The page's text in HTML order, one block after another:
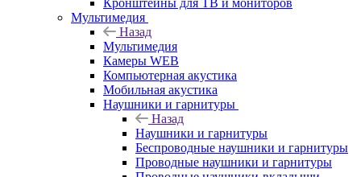
Кронштейны для ТВ и мониторов
Мультимедия
Назад
Мультимедия
Камеры WEB
Компьютерная акустика
Мобильная акустика
Наушники и гарнитуры
Назад
Наушники и гарнитуры
Беспроводные наушники и гарнитуры
Проводные наушники и гарнитуры